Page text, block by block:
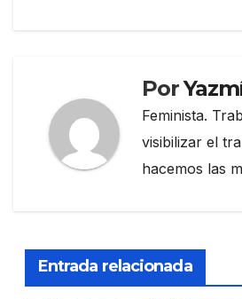
Por
Feminista.
visibilizar el
hacemos las
Entrada relacionada